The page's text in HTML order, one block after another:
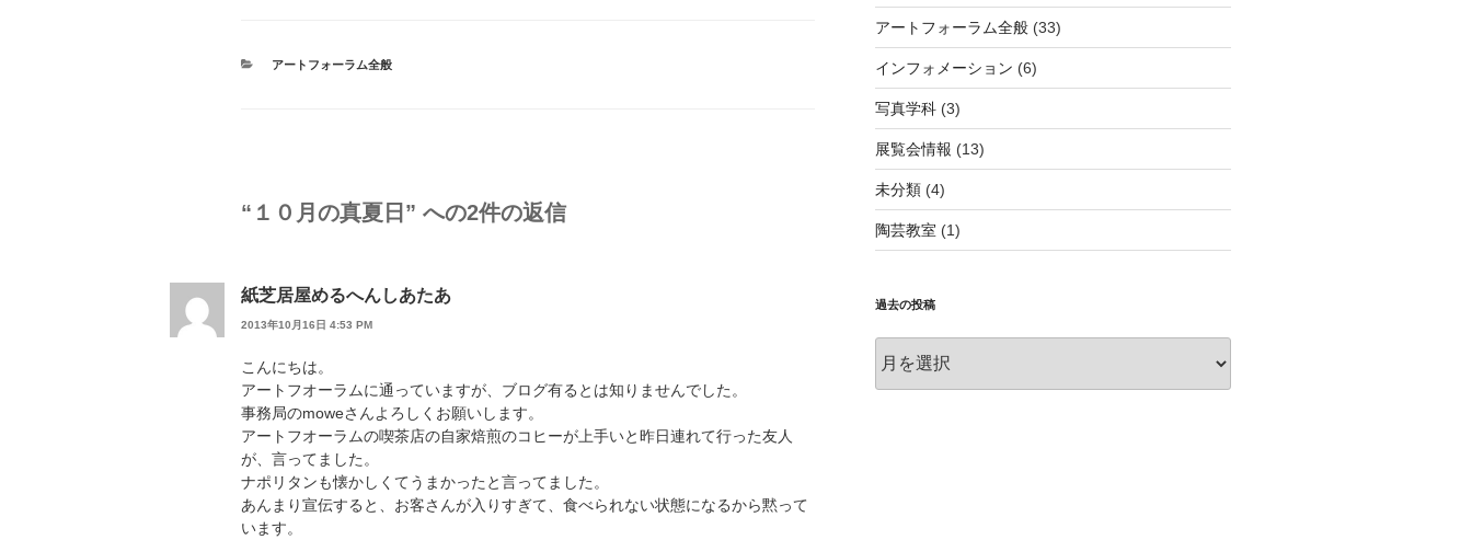
e
er
カ
アートフォーラム全般
“１０月の真夏日” への2件の返信
紙芝居屋めるへんしあたあ
2013年10月16日 4:53 PM
こんにちは。
アートフオーラムに通っていますが、ブログ有るとは知りませんでした。
事務局のmoweさんよろしくお願いします。
アートフオーラムの喫茶店の自家焙煎のコヒーが上手いと昨日連れて行った友人
が、言ってました。
ナポリタンも懐かしくてうまかったと言ってました。
あんまり宣伝すると、お客さんが入りすぎて、食べられない状態になるから黙って
います。
アートフォーラム全般(33)
インフォメーション (6)
写真学科(3)
展覧会情報 (13)
未分類(4)
陶芸教室 (1)
過去の投稿
去